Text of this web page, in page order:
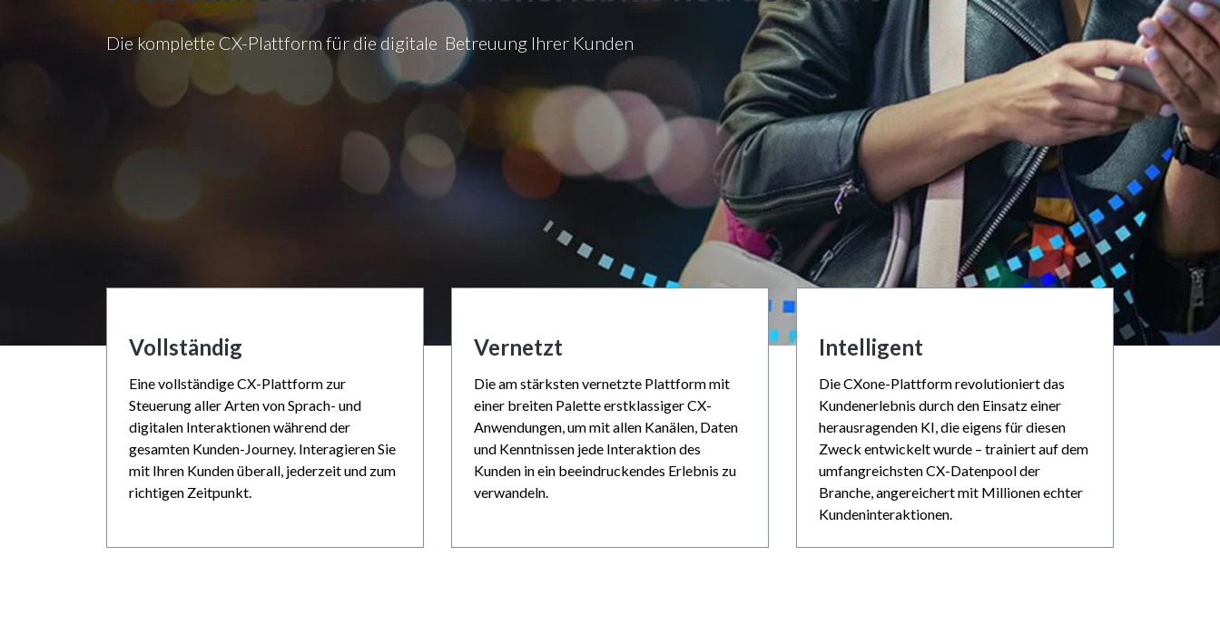
Die komplette CX-Plattform für die digitale Betreuung Ihrer Kunden
Vollständig
Eine vollständige CX-Plattform zur
Steuerung aller Arten von Sprach- und
digitalen Interaktionen während der
gesamten Kunden-Journey. Interagieren Sie
mit Ihren Kunden überall, jederzeit und zum
richtigen Zeitpunkt.
Vernetzt
Die am stärksten vernetzte Plattform mit
einer breiten Palette erstklassiger CX-
Anwendungen, um mit allen Kanälen, Daten
und Kenntnissen jede Interaktion des
Kunden in ein beeindruckendes Erlebnis zu
verwandeln.
Intelligent
Die CXone-Plattform revolutioniert das
Kundenerlebnis durch den Einsatz einer
herausragenden KI, die eigens für diesen
Zweck entwickelt wurde – trainiert auf dem
umfangreichsten CX-Datenpool der
Branche, angereichert mit Millionen echter
Kundeninteraktionen.